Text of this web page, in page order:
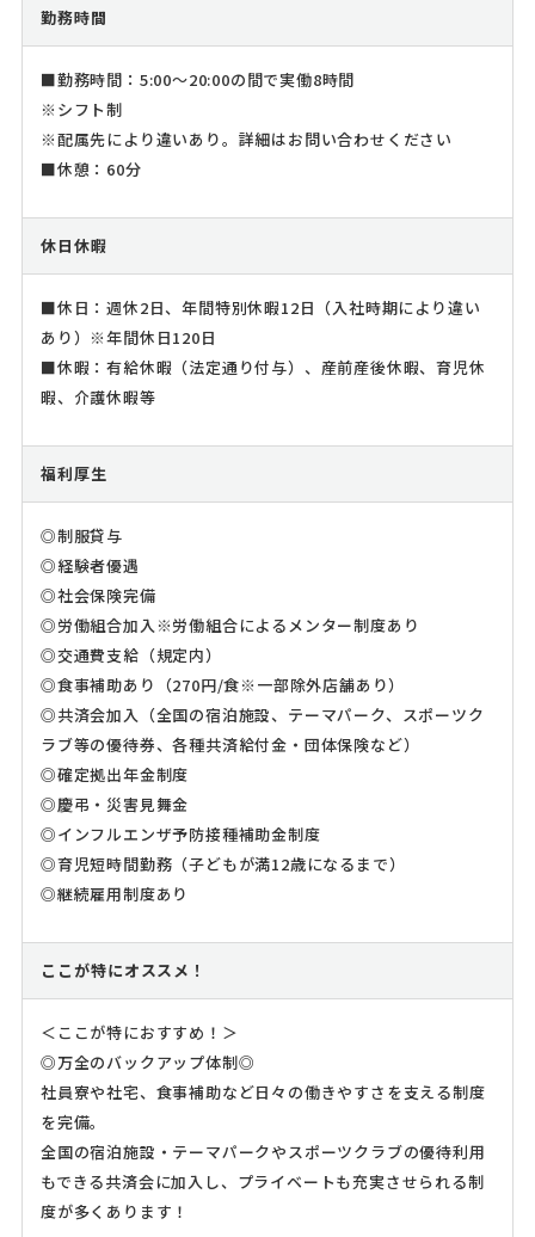
勤務時間
■勤務時間：5:00～20:00の間で実働8時間
※シフト制
※配属先により違いあり。詳細はお問い合わせください
■休憩：60分
休日休暇
■休日：週休2日、年間特別休暇12日（入社時期により違い
あり）※年間休日120日
■休暇：有給休暇（法定通り付与）、産前産後休暇、育児休
暇、介護休暇等
福利厚生
◎制服貸与
◎経験者優遇
◎社会保険完備
◎労働組合加入※労働組合によるメンター制度あり
◎交通費支給（規定内）
◎食事補助あり（270円/食※一部除外店舗あり）
◎共済会加入（全国の宿泊施設、テーマパーク、スポーツク
ラブ等の優待券、各種共済給付金・団体保険など）
◎確定拠出年金制度
◎慶弔・災害見舞金
◎インフルエンザ予防接種補助金制度
◎育児短時間勤務（子どもが満12歳になるまで）
◎継続雇用制度あり
ここが特にオススメ！
＜ここが特におすすめ！＞
◎万全のバックアップ体制◎
社員寮や社宅、食事補助など日々の働きやすさを支える制度
を完備。
全国の宿泊施設・テーマパークやスポーツクラブの優待利用
もできる共済会に加入し、プライベートも充実させられる制
度が多くあります！